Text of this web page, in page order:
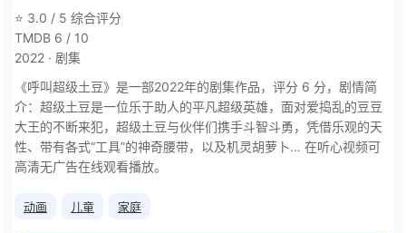
⭐ 3.0 / 5 综合评分
TMDB 6 / 10
2022 · 剧集
《呼叫超级土豆》是一部2022年的剧集作品，评分 6 分，剧情简
介：超级土豆是一位乐于助人的平凡超级英雄，面对爱捣乱的豆豆
大王的不断来犯，超级土豆与伙伴们携手斗智斗勇，凭借乐观的天
性、带有各式“工具”的神奇腰带，以及机灵胡萝卜… 在听心视频可
高清无广告在线观看播放。
动画 儿童 家庭